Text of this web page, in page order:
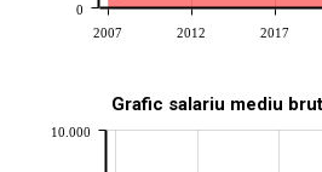
2007 2012 2017
0
Grafic salariu mediu
10.000